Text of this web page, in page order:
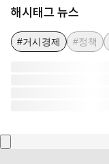
해시태그 뉴스
#거시경제 #정책